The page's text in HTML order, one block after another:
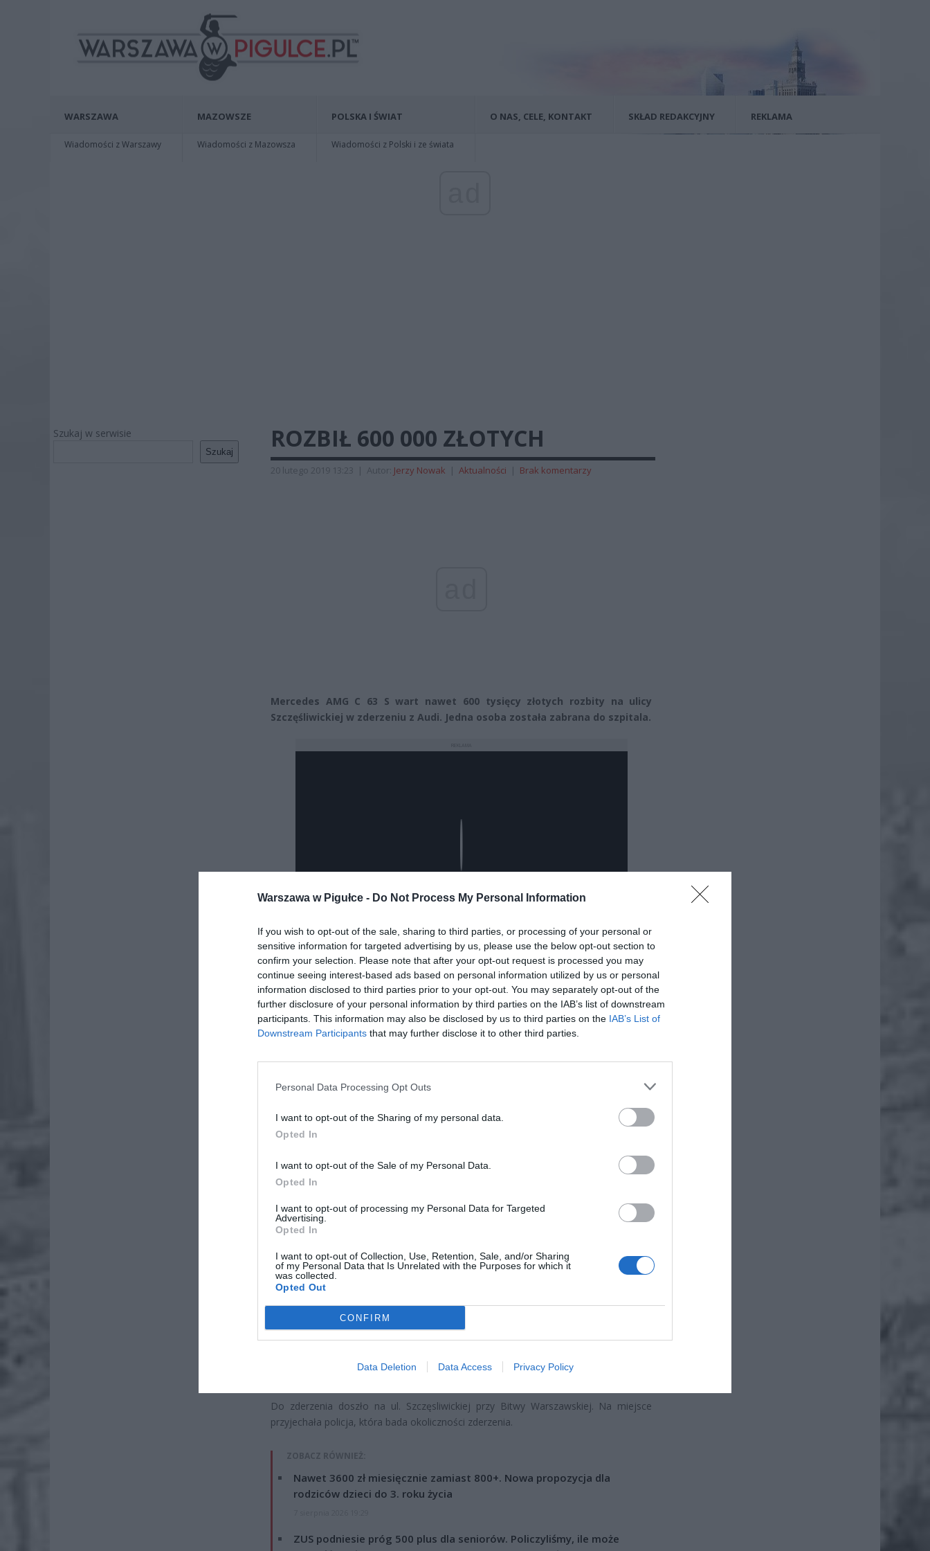
Warszawa w Pigułce - Do Not Process My Personal Information
If you wish to opt-out of the sale, sharing to third parties, or processing of your personal or
sensitive information for targeted advertising by us, please use the below opt-out section to
confirm your selection. Please note that after your opt-out request is processed you may
continue seeing interest-based ads based on personal information utilized by us or personal
information disclosed to third parties prior to your opt-out. You may separately opt-out of the
further disclosure of your personal information by third parties on the IAB’s list of downstream
participants. This information may also be disclosed by us to third parties on the IAB’s List of
Downstream Participants that may further disclose it to other third parties.
Personal Data Processing Opt Outs
I want to opt-out of the Sharing of my personal data.
Opted In
I want to opt-out of the Sale of my Personal Data.
Opted In
I want to opt-out of processing my Personal Data for Targeted
Advertising.
Opted In
I want to opt-out of Collection, Use, Retention, Sale, and/or Sharing
of my Personal Data that Is Unrelated with the Purposes for which it
was collected.
Opted Out
CONFIRM
Data Deletion Data Access Privacy Policy
WARSZAWA
Wiadomości z Warszawy
MAZOWSZE
Wiadomości z Mazowsza
POLSKA I ŚWIAT
Wiadomości z Polski i ze świata
O NAS, CELE, KONTAKT SKŁAD REDAKCYJNY REKLAMA
Szukaj w serwisie
Szukaj ROZBIŁ 600 000 ZŁOTYCH
20 lutego 2019 13:23 | Autor: Jerzy Nowak | Aktualności | Brak komentarzy
Mercedes AMG C 63 S wart nawet 600 tysięcy złotych rozbity na ulicy
Szczęśliwickiej w zderzeniu z Audi. Jedna osoba została zabrana do szpitala.
Dodaj nas do preferowanych źródeł w Google Dodaj
Fot. Łukasz / Warszawa w
Fot. Łukasz / Warszawa w
Fot. Łukasz / Warszawa w
Do zderzenia doszło na ul. Szczęsliwickiej przy Bitwy Warszawskiej. Na miejsce
przyjechała policja, która bada okoliczności zderzenia.
ZOBACZ RÓWNIEŻ:
Nawet 3600 zł miesięcznie zamiast 800+. Nowa propozycja dla
rodziców dzieci do 3. roku życia
ZUS podniesie próg 500 plus dla seniorów. Policzyliśmy, ile może